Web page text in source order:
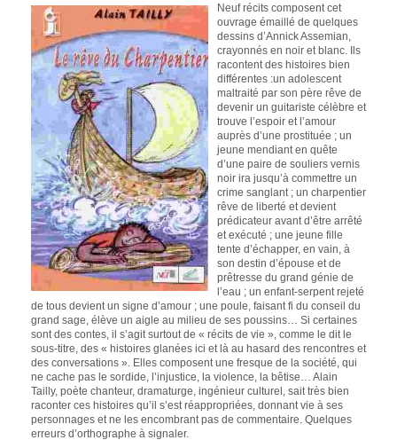
Neuf récits composent cet
ouvrage émaillé de quelques
dessins d’Annick Assemian,
crayonnés en noir et blanc. Ils
racontent des histoires bien
différentes :un adolescent
maltraité par son père rêve de
devenir un guitariste célèbre et
trouve l’espoir et l’amour
auprès d’une prostituée ; un
jeune mendiant en quête
d’une paire de souliers vernis
noir ira jusqu’à commettre un
crime sanglant ; un charpentier
rêve de liberté et devient
prédicateur avant d’être arrêté
et exécuté ; une jeune fille
tente d’échapper, en vain, à
son destin d’épouse et de
prêtresse du grand génie de
l’eau ; un enfant-serpent rejeté
de tous devient un signe d’amour ; une poule, faisant fi du conseil du
grand sage, élève un aigle au milieu de ses poussins… Si certaines
sont des contes, il s’agit surtout de « récits de vie », comme le dit le
sous-titre, des « histoires glanées ici et là au hasard des rencontres et
des conversations ». Elles composent une fresque de la société, qui
ne cache pas le sordide, l’injustice, la violence, la bêtise… Alain
Tailly, poète chanteur, dramaturge, ingénieur culturel, sait très bien
raconter ces histoires qu’il s’est réappropriées, donnant vie à ses
personnages et ne les encombrant pas de commentaire. Quelques
erreurs d’orthographe à signaler.